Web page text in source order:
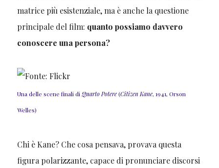
matrice più esistenziale, ma è anche la questione
principale del film: quanto possiamo davvero
conoscere una persona?
Una delle scene finali di Quarto Potere(Citizen Kane, 1941, Orson
Welles)
Chi è Kane? Che cosa pensava, provava questa
figura polarizzante, capace di pronunciare discorsi